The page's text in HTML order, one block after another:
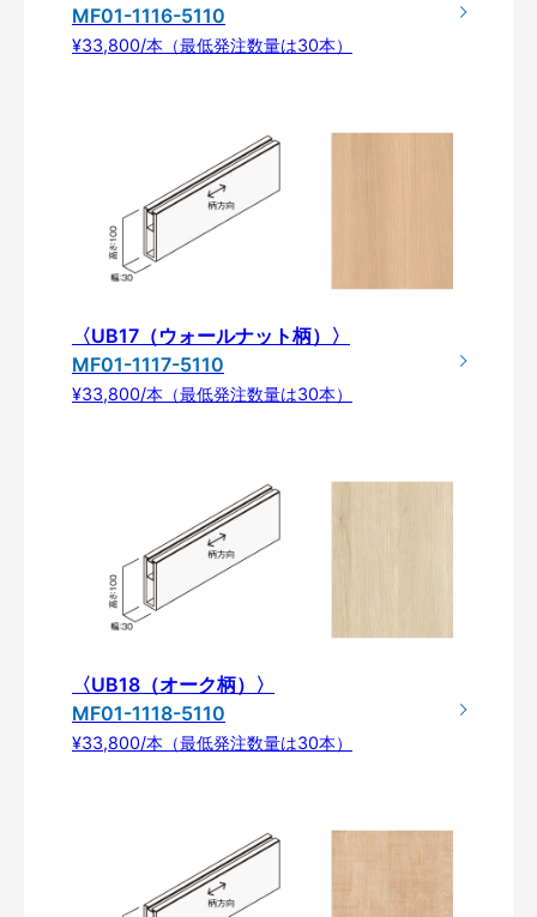
MF01-1116-5110
¥33,800/本（最低発注数量は30本）
〈UB17（ウォールナット柄）〉
MF01-1117-5110
¥33,800/本（最低発注数量は30本）
〈UB18（オーク柄）〉
MF01-1118-5110
¥33,800/本（最低発注数量は30本）